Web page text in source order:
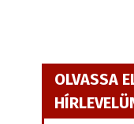
OLVASSA